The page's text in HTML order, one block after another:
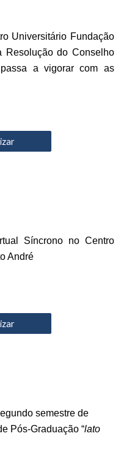
Universitário Fundação
Resolução do Conselho
a vigorar com as
Síncrono no Centro
André
semestre de
Pós-Graduação “lato